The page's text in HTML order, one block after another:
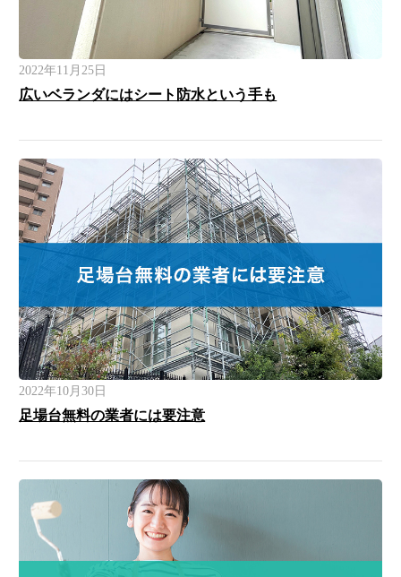
2022年11月25日
広いベランダにはシート防水という手も
2022年10月30日
足場台無料の業者には要注意